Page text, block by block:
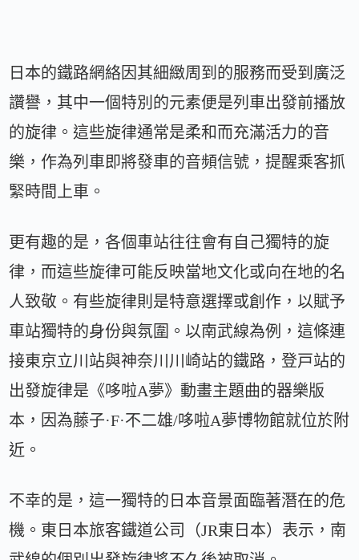
日本的鐵路網絡因其細緻周到的服務而受到廣泛
讚譽，其中一個特別的元素便是列車出發前播放
的旋律。這些旋律通常是柔和而充滿活力的音
樂，作為列車即將發車的音頻信號，提醒乘客抓
緊時間上車。
更有趣的是，各個車站往往會有自己獨特的旋
律，而這些旋律可能反映當地文化或向在地的名
人致敬。有些旋律則是特意選擇或創作，以賦予
車站獨特的身份與氛圍。以南武線為例，這條連
接東京立川站與神奈川川崎站的鐵路，登戸站的
出發旋律是《哆啦A夢》動畫主題曲的器樂版
本，因為藤子·F·不二雄/哆啦A夢博物館就位於附
近。
不幸的是，這一獨特的日本音景面臨著潛在的危
機。東日本旅客鐵道公司（JR東日本）表示，南